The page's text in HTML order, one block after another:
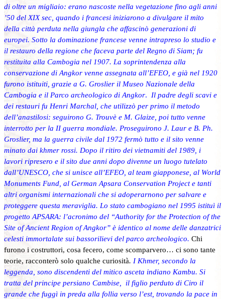
di oltre un migliaio: erano nascoste nella vegetazione fino agli anni
’50 del XIX sec, quando i francesi iniziarono a divulgare il mito
della città perduta nella giungla che affascinò generazioni di
europei. Sotto la dominazione francese venne intrapreso lo studio e
il restauro della regione che faceva parte del Regno di Siam; fu
restituita alla Cambogia nel 1907. La soprintendenza alla
conservazione di Angkor venne assegnata all’EFEO, e già nel 1920
furono istituiti, grazie a G. Groslier il Museo Nazionale della
Cambogia e il Parco archeologico di Angkor. Il padre degli scavi e
dei restauri fu Henri Marchal, che utilizzò per primo il metodo
dell’anastilosi: seguirono G. Trouvè e M. Glaize, poi tutto venne
interrotto per la II guerra mondiale. Proseguirono J. Laur e B. Ph.
Groslier, ma la guerra civile dal 1972 fermò tutto e il sito venne
minato dai khmer rossi. Dopo il ritiro dei vietnamiti del 1989, i
lavori ripresero e il sito due anni dopo divenne un luogo tutelato
dall’UNESCO, che si unisce all’EFEO, al team giapponese, al World
Monuments Fund, al German Apsara Conservation Project e tanti
altri organismi internazionali che si adoperarnono per salvare e
proteggere questa meraviglia. Lo stato cambogiano nel 1995 istituì il
progetto APSARA: l’acronimo del “Authority for the Protection of the
Site of Ancient Region of Angkor” è identico al nome delle danzatrici
celesti immortalate sui bassorilievi del parco archeologico. Chi
furono i costruttori, cosa fecero, come scomparvero… ci sono tante
teorie, racconterò solo qualche curiosità. I Khmer, secondo la
leggenda, sono discendenti del mitico asceta indiano Kambu. Si
tratta del principe persiano Cambise, il figlio perduto di Ciro il
grande che fuggì in preda alla follia verso l’est, trovando la pace in